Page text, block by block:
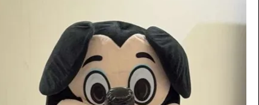
الفعاليات والحفلات